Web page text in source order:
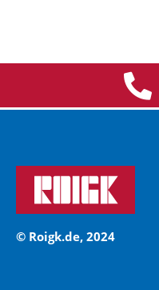
© Roigk.de, 2024